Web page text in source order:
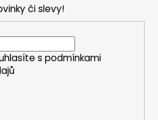
a
c
í
p
r
či slevy!
s podmínkami